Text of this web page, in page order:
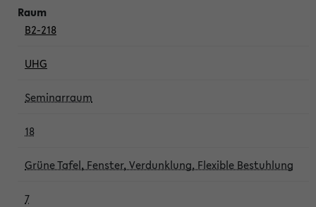
B2-218
UHG
Seminarraum
18
Grüne Tafel, Fenster, Verdunklung, Flexible Bestuhlung
7